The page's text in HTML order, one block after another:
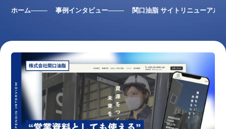
ホーム 事例インタビュー 関口油脂 サイトリニューアル